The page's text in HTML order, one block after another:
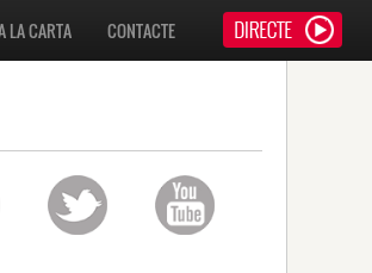
CONTACTE
LA CARTA